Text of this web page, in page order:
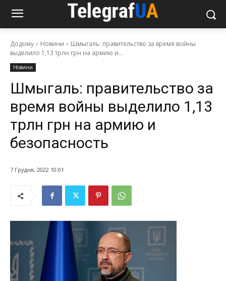
Додому Новини
Шмыгаль: правительство за время войны
выделило 1,13 трлн грн на армию и...
Новини
Шмыгаль: правительство за
время войны выделило 1,13
трлн грн на армию и
безопасность
7 Грудня, 2022 10:01